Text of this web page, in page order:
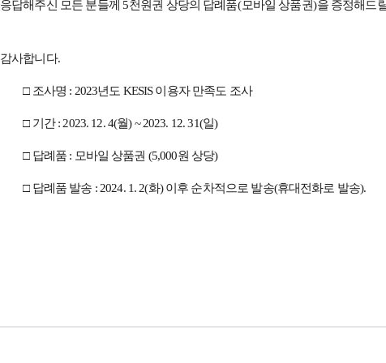
응답해주신 모든 분들께 5천원권 상당의 답례품(모바일 상품권)을 증정해드
감사합니다.
□ 조사명 : 2023년도 KESIS 이용자 만족도 조사
□ 기간 : 2023. 12. 4(월) ~ 2023. 12. 31(일)
□ 답례품 : 모바일 상품권 (5,000원 상당)
□ 답례품 발송 : 2024. 1. 2(화) 이후 순차적으로 발송(휴대전화로 발송).